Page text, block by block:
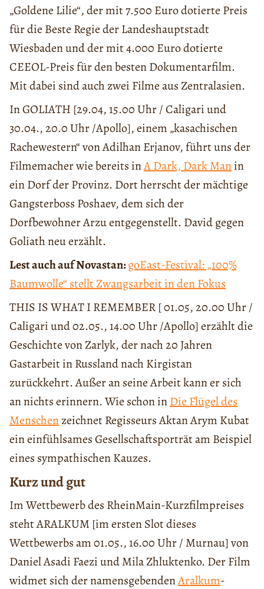
„Goldene Lilie“, der mit 7.500 Euro dotierte Preis
für die Beste Regie der Landeshauptstadt
Wiesbaden und der mit 4.000 Euro dotierte
CEEOL-Preis für den besten Dokumentarfilm.
Mit dabei sind auch zwei Filme aus Zentralasien.
In GOLIATH [29.04, 15.00 Uhr / Caligari und
30.04., 20.0 Uhr /Apollo], einem „kasachischen
Rachewestern“ von Adilhan Erjanov, führt uns der
Filmemacher wie bereits inA Dark, Dark Manin
ein Dorf der Provinz. Dort herrscht der mächtige
Gangsterboss Poshaev, dem sich der
Dorfbewohner Arzu entgegenstellt. David gegen
Goliath neu erzählt.
Lest auch auf Novastan:goEast-Festival: „100%
Baumwolle“ stellt Zwangsarbeit in den Fokus
THIS IS WHAT I REMEMBER [ 01.05, 20.00 Uhr /
Caligari und 02.05., 14.00 Uhr /Apollo] erzählt die
Geschichte von Zarlyk, der nach 20 Jahren
Gastarbeit in Russland nach Kirgistan
zurückkehrt. Außer an seine Arbeit kann er sich
an nichts erinnern. Wie schon inDie Flügel des
Menschenzeichnet Regisseurs Aktan Arym Kubat
ein einfühlsames Gesellschaftsporträt am Beispiel
eines sympathischen Kauzes.
Kurz und gut
Im Wettbewerb des RheinMain-Kurzfilmpreises
steht ARALKUM [im ersten Slot dieses
Wettbewerbs am 01.05., 16.00 Uhr / Murnau] von
Daniel Asadi Faezi und Mila Zhluktenko. Der Film
widmet sich der namensgebendenAralkum-